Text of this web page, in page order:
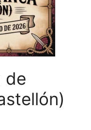
de